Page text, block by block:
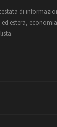
di
estera,